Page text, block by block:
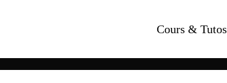
Cours & Tutos